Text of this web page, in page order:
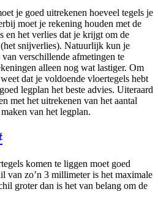
je goed uitrekenen hoeveel tegels je
moet je rekening houden met de
en het verlies dat je krijgt om de
snijverlies). Natuurlijk kun je
verschillende afmetingen te
alleen nog wat lastiger. Om
dat je voldoende vloertegels hebt
legplan het beste advies. Uiteraard
met het uitrekenen van het aantal
van het legplan.
komen te liggen moet goed
van zo’n 3 millimeter is het maximale
groter dan is het van belang om de